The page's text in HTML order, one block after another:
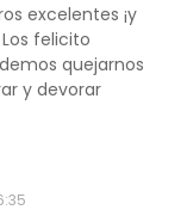
excelentes ¡y
felicito
quejarnos
y devorar